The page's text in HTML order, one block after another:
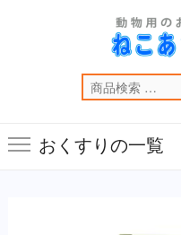
おくすりの一覧